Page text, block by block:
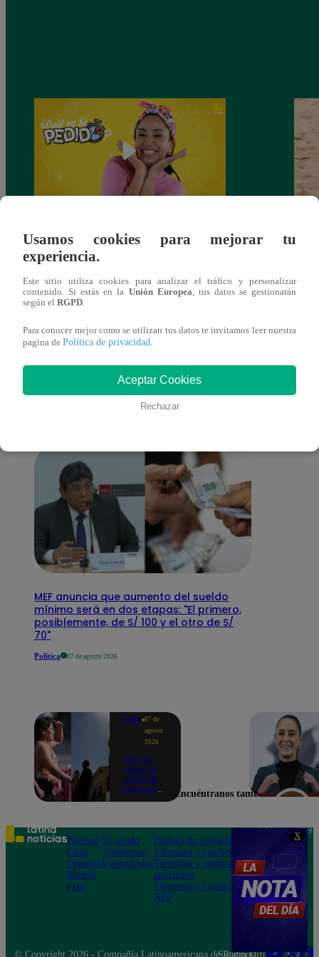
X
Nelly Rossinelli estrena ‘¿Cuál es tu
Pedido?’: “Este programa me permite ser
más yo” | ENTREVISTA
También te puede
interesar
MEF anuncia que aumento del sueldo
mínimo será en dos etapas: "El primero,
posiblemente, de S/ 100 y el otro de S/
70"
Política 07 de agosto 2026
Lima 07 de
agosto
2026
Ola de
calor se
extiende
hasta el
Lima y
otras 16
regiones
Usamos cookies para mejorar tu
experiencia.
Este sitio utiliza cookies para analizar el tráfico y personalizar
contenido. Si estás en la Unión Europea, tus datos se gestionarán
según el RGPD.
Para conocer mejor como se utilizan tus datos te invitamos leer nuestra
pagina de Política de privacidad.
Aceptar Cookies
Rechazar
Encuéntranos también en
Política
Lima
Deportes
Mundo
Perú
Te ayudo
Tendencias
Espectáculos
Política de privacidad
Términos y condiciones
Términos y condiciones
aplicación
Términos y Condiciones
APP
Teléfono: 219
Av. San
Felipe 968
Jesús María
© Copyright 2026 - Compañía Latinoamericana de Radio Difusión S.A.
Síguenos